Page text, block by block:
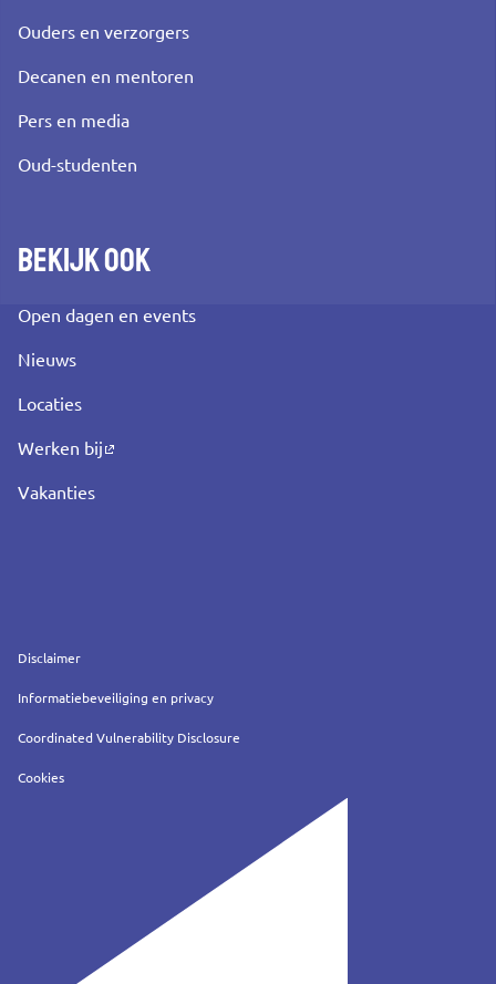
Ouders en verzorgers
Decanen en mentoren
Pers en media
Oud-studenten
Bekijk ook
Open dagen en events
Nieuws
Locaties
Werken bij
Vakanties
Service
Disclaimer
Informatiebeveiliging en privacy
Coordinated Vulnerability Disclosure
Cookies